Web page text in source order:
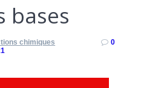
bases
chimiques
0